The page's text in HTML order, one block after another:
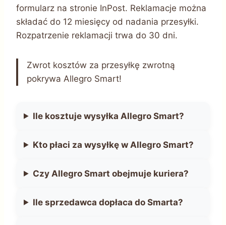
formularz na stronie InPost. Reklamacje można
składać do 12 miesięcy od nadania przesyłki.
Rozpatrzenie reklamacji trwa do 30 dni.
Zwrot kosztów za przesyłkę zwrotną
pokrywa Allegro Smart!
Ile kosztuje wysyłka Allegro Smart?
Kto płaci za wysyłkę w Allegro Smart?
Czy Allegro Smart obejmuje kuriera?
Ile sprzedawca dopłaca do Smarta?